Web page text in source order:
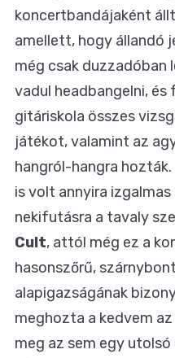
koncertbandájaként
amellett, hogy állandó
még csak duzzadóban
vadul headbangelni,
gitáriskola összes
játékot, valamint az
hangról-hangra hozták.
is volt annyira
nekifutásra a tavaly
Cult, attól még ez a
hasonszőrű,
alapigazságának
meghozta a kedvem
meg az sem egy